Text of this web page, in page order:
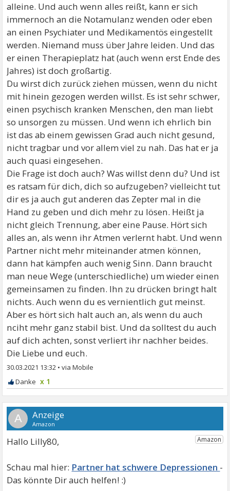
alleine. Und auch wenn alles reißt, kann er sich
immernoch an die Notamulanz wenden oder eben
an einen Psychiater und Medikamentös eingestellt
werden. Niemand muss über Jahre leiden. Und das
er einen Therapieplatz hat (auch wenn erst Ende des
Jahres) ist doch großartig.
Du wirst dich zurück ziehen müssen, wenn du nicht
mit hinein gezogen werden willst. Es ist sehr schwer,
einen psychisch kranken Menschen, den man liebt
so unsorgen zu müssen. Und wenn ich ehrlich bin
ist das ab einem gewissen Grad auch nicht gesund,
nicht tragbar und vor allem viel zu nah. Das hat er ja
auch quasi eingesehen.
Die Frage ist doch auch? Was willst denn du? Und ist
es ratsam für dich, dich so aufzugeben? vielleicht tut
dir es ja auch gut anderen das Zepter mal in die
Hand zu geben und dich mehr zu lösen. Heißt ja
nicht gleich Trennung, aber eine Pause. Hört sich
alles an, als wenn ihr Atmen verlernt habt. Und wenn
Partner nicht mehr miteinander atmen können,
dann hat kämpfen auch wenig Sinn. Dann braucht
man neue Wege (unterschiedliche) um wieder einen
gemeinsamen zu finden. Ihn zu drücken bringt halt
nichts. Auch wenn du es vernientlich gut meinst.
Aber es hört sich halt auch an, als wenn du auch
nciht mehr ganz stabil bist. Und da solltest du auch
auf dich achten, sonst verliert ihr nachher beides.
Die Liebe und euch.
30.03.2021 13:32 •
x 1
A
Hallo Lilly80,
Partner hat schwere Depressionen